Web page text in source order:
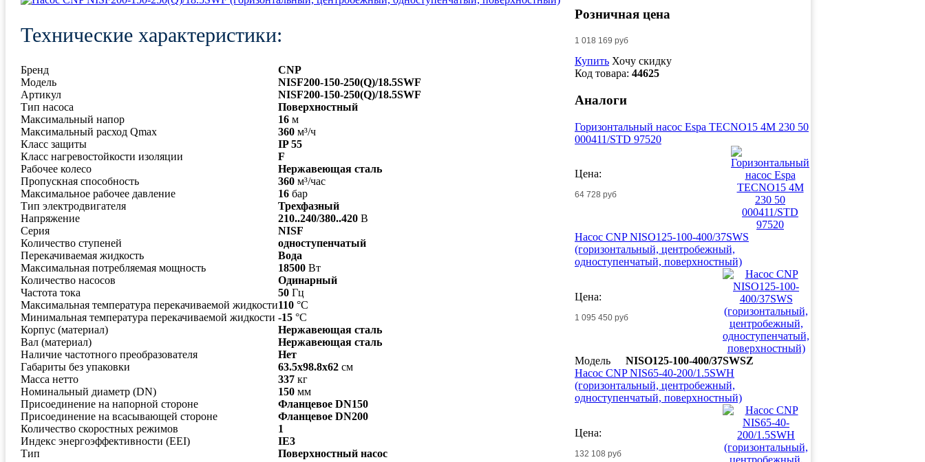
Технические характеристики:
Бренд
CNP
Модель
NISF200-150-250(Q)/18.5SWF
Артикул
NISF200-150-250(Q)/18.5SWF
Тип насоса
Поверхностный
Максимальный напор
16 м
Максимальный расход Qmax
360 м³/ч
Класс защиты
IP 55
Класс нагревостойкости изоляции
F
Рабочее колесо
Нержавеющая сталь
Пропускная способность
360 м³/час
Максимальное рабочее давление
16 бар
Тип электродвигателя
Трехфазный
Напряжение
210..240/380..420 В
Серия
NISF
Количество ступеней
одноступенчатый
Перекачиваемая жидкость
Вода
Максимальная потребляемая мощность
18500 Вт
Количество насосов
Одинарный
Частота тока
50 Гц
Максимальная температура перекачиваемой жидкости110 °С
Минимальная температура перекачиваемой жидкости -15 °С
Корпус (материал)
Нержавеющая сталь
Вал (материал)
Нержавеющая сталь
Наличие частотного преобразователя
Нет
Габариты без упаковки
63.5x98.8x62 см
Масса нетто
337 кг
Номинальный диаметр (DN)
150 мм
Присоединение на напорной стороне
Фланцевое DN150
Присоединение на всасывающей стороне
Фланцевое DN200
Количество скоростных режимов
1
Индекс энергоэффективности (EEI)
IE3
Тип
Поверхностный насос
Розничная цена
1 018 169 руб
Купить Хочу скидку
Код товара: 44625
Аналоги
Горизонтальный насос Espa TECNO15 4M 230 50
000411/STD 97520
Цена:
64 728 руб
Насос CNP NISO125-100-400/37SWS
(горизонтальный, центробежный,
одноступенчатый, поверхностный)
Цена:
1 095 450 руб
Модель
NISO125-100-400/37SWSZ
Насос CNP NIS65-40-200/1.5SWH
(горизонтальный, центробежный,
одноступенчатый, поверхностный)
Цена:
132 108 руб